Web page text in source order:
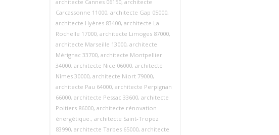
architecte Cannes 06150, architecte
Carcassonne 11000, architecte Gap 05000,
architecte Hyères 83400, architecte La
Rochelle 17000, architecte Limoges 87000,
architecte Marseille 13000, architecte
Mérignac 33700, architecte Montpellier
34000, architecte Nice 06000, architecte
Nîmes 30000, architecte Niort 79000,
architecte Pau 64000, architecte Perpignan
66000, architecte Pessac 33600, architecte
Poitiers 86000, architecte rénovation
énergétique., architecte Saint‑Tropez
83990, architecte Tarbes 65000, architecte